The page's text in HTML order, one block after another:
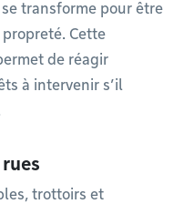
transforme pour être
Cette
de réagir
à intervenir s’il
trottoirs et